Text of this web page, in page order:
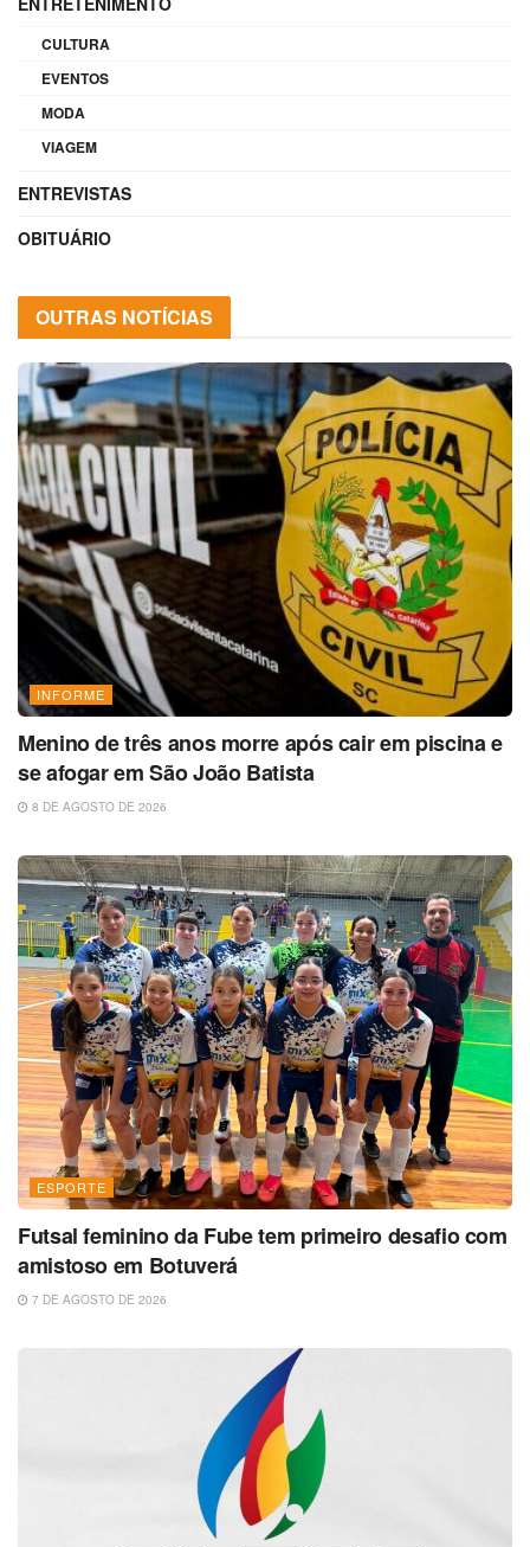
CULTURA
EVENTOS
MODA
VIAGEM
ENTREVISTAS
OBITUÁRIO
OUTRAS NOTÍCIAS
INFORME
Menino de três anos morre após cair em piscina e
se afogar em São João Batista
8 DE AGOSTO DE 2026
ESPORTE
Futsal feminino da Fube tem primeiro desafio com
amistoso em Botuverá
7 DE AGOSTO DE 2026